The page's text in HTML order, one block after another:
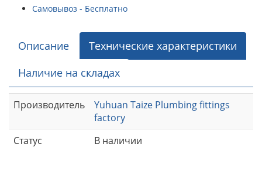
Самовывоз - Бесплатно
Описание
Технические характеристики
Наличие на складах
Производитель
Yuhuan Taize Plumbing fittings
factory
Статус
В наличии